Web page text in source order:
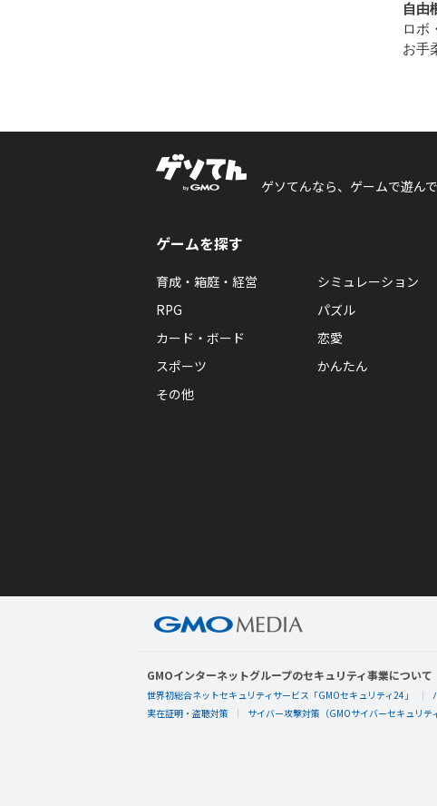
自由
ロボ
お手
ゲソてんなら、ゲームで遊ん
ゲームを探す
育成・箱庭・経営
シミュレーション
RPG
パズル
カード・ボード
恋愛
スポーツ
かんたん
その他
GMOインターネットグループのセキュリティ事業について
世界初総合ネットセキュリティサービス「GMOセキュリティ24」
実在証明・盗聴対策
サイバー攻撃対策（GMOサイバーセキュリテ